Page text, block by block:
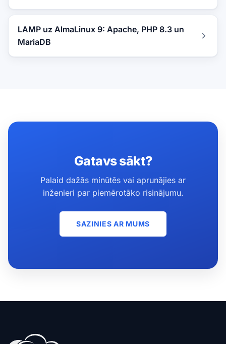
LAMP uz AlmaLinux 9: Apache, PHP 8.3 un
MariaDB
Gatavs sākt?
Palaid dažās minūtēs vai aprunājies ar
inženieri par piemērotāko risinājumu.
SAZINIES AR MUMS